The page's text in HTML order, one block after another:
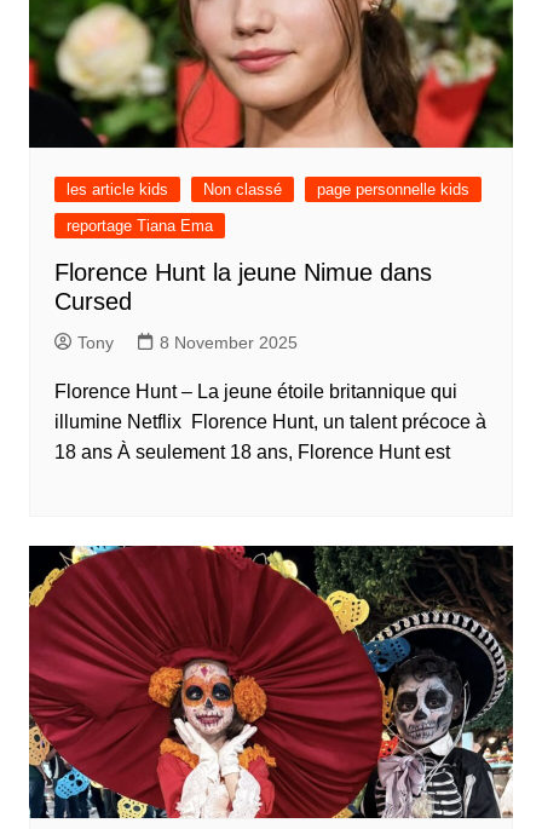
les article kids Non classé
page personnelle kids
reportage Tiana Ema
Florence Hunt la jeune Nimue dans
Cursed
Tony 8 November 2025
Florence Hunt – La jeune étoile britannique qui
illumine Netflix Florence Hunt, un talent précoce à
18 ans À seulement 18 ans, Florence Hunt est